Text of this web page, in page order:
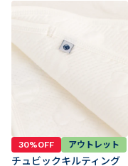
30%OFF アウトレット
チュビックキルティング